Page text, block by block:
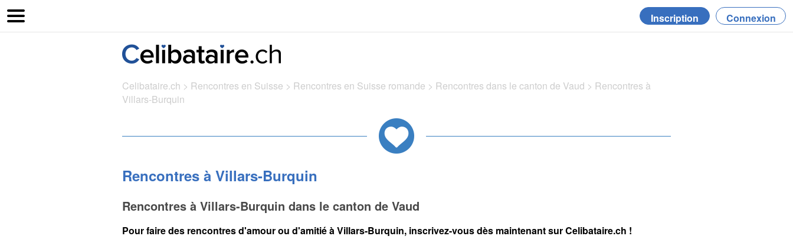
Inscription Connexion
Celibataire.ch > Rencontres en Suisse > Rencontres en Suisse romande > Rencontres dans le canton de Vaud > Rencontres à
Villars-Burquin
Rencontres à Villars-Burquin
Rencontres à Villars-Burquin dans le canton de Vaud
Pour faire des rencontres d'amour ou d'amitié à Villars-Burquin, inscrivez-vous dès maintenant sur Celibataire.ch !